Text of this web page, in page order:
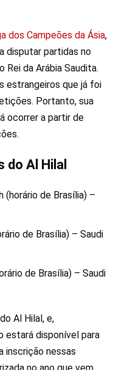
dos Campeões da Ásia,
disputar partidas no
Rei da Arábia Saudita.
estrangeiros que já foi
Portanto, sua
ocorrer a partir de
Al Hilal
(horário de Brasília) –
de Brasília) – Saudi
de Brasília) – Saudi
Al Hilal, e,
estará disponível para
inscrição nessas